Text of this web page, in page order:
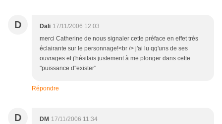
D Dali 17/11/2006 12:03
merci Catherine de nous signaler cette préface en effet très
éclairante sur le personnage!<br /> j'ai lu qq'uns de ses
ouvrages et j'hésitais justement à me plonger dans cette
"puissance d''exister"
Répondre
D DM 17/11/2006 11:34